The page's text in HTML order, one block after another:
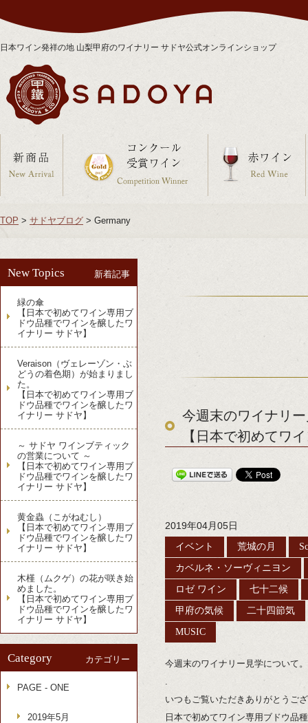
日本ワイン発祥の地 山梨甲府のワイナリー サドヤ公式オンラインショップ
TOP > サドヤブログ > Germany
今週末のワイナリ
【日本で初めてワ
2019年04月05日
イベント 荒城の月
カベルネ・ソーヴィニヨン
ロゼ ワイン 七十二候
甲府の気候 二十四節気
MUSIC
今週末のワイナリー見学について。
.
いつもご覧いただきありがとうご
日本で初めてワイン専用ブドウ品
New Topics 新着記事
緑の傘
【日本で初めてワイン専用ブ
ドウ品種でワインを醸したワ
イナリー サドヤ】
Veraison（ヴェレーゾン・ぶ
どうの着色期）が始まりまし
た。
【日本で初めてワイン専用ブ
ドウ品種でワインを醸したワ
イナリー サドヤ】
～ サドヤ ワインブティック
の営業について ～
【日本で初めてワイン専用ブ
ドウ品種でワインを醸したワ
イナリー サドヤ】
黄金蟲（こがねむし）
【日本で初めてワイン専用ブ
ドウ品種でワインを醸したワ
イナリー サドヤ】
木槿（ムクゲ）の花が咲き始
めました。
【日本で初めてワイン専用ブ
ドウ品種でワインを醸したワ
イナリー サドヤ】
Category カテゴリー
PAGE - ONE
2019年5月